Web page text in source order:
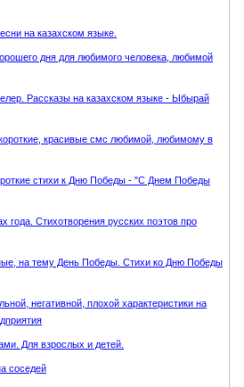
на казахском языке.
дня для любимого человека, любимой
Рассказы на казахском языке - Ыбырай
красивые смс любимой, любимому в
стихи к Дню Победы - "С Днем Победы
года. Стихотворения русских поэтов про
на тему День Победы. Стихи ко Дню Победы
негативной, плохой характеристики на
Для взрослых и детей.
соседей